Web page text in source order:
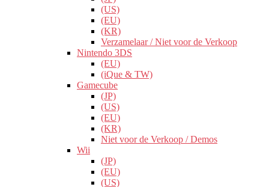
(US)
(EU)
(KR)
Verzamelaar / Niet voor de Verkoop
Nintendo 3DS
(EU)
(iQue & TW)
Gamecube
(JP)
(US)
(EU)
(KR)
Niet voor de Verkoop / Demos
Wii
(JP)
(EU)
(US)